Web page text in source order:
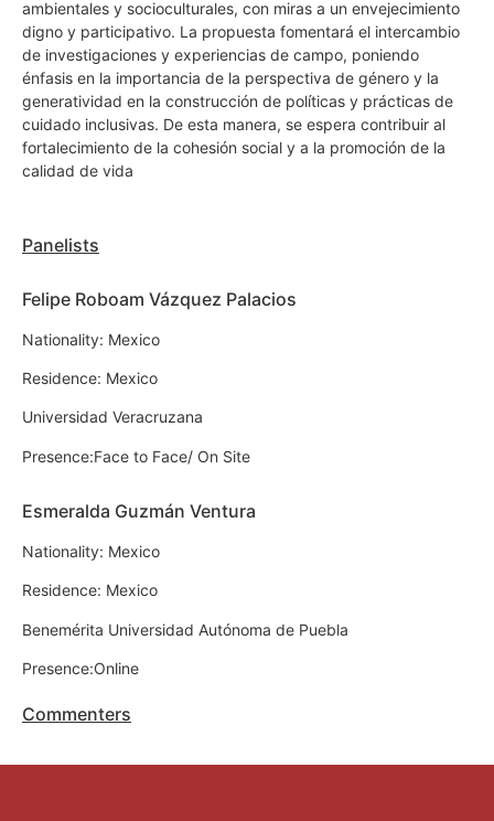
ambientales y socioculturales, con miras a un envejecimiento
digno y participativo. La propuesta fomentará el intercambio
de investigaciones y experiencias de campo, poniendo
énfasis en la importancia de la perspectiva de género y la
generatividad en la construcción de políticas y prácticas de
cuidado inclusivas. De esta manera, se espera contribuir al
fortalecimiento de la cohesión social y a la promoción de la
calidad de vida
Panelists
Felipe Roboam Vázquez Palacios
Nationality: Mexico
Residence: Mexico
Universidad Veracruzana
Presence:Face to Face/ On Site
Esmeralda Guzmán Ventura
Nationality: Mexico
Residence: Mexico
Benemérita Universidad Autónoma de Puebla
Presence:Online
Commenters